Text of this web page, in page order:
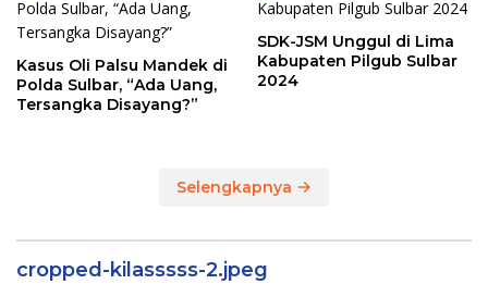
Kasus Oli Palsu Mandek di
Polda Sulbar, “Ada Uang,
Tersangka Disayang?”
SDK-JSM Unggul di Lima
Kabupaten Pilgub Sulbar
2024
Selengkapnya
cropped-kilasssss-2.jpeg